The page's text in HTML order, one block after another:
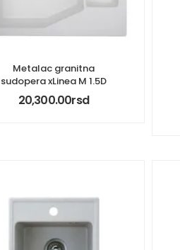
Metalac granitna
sudopera xLinea M 1.5D
20,300.00rsd